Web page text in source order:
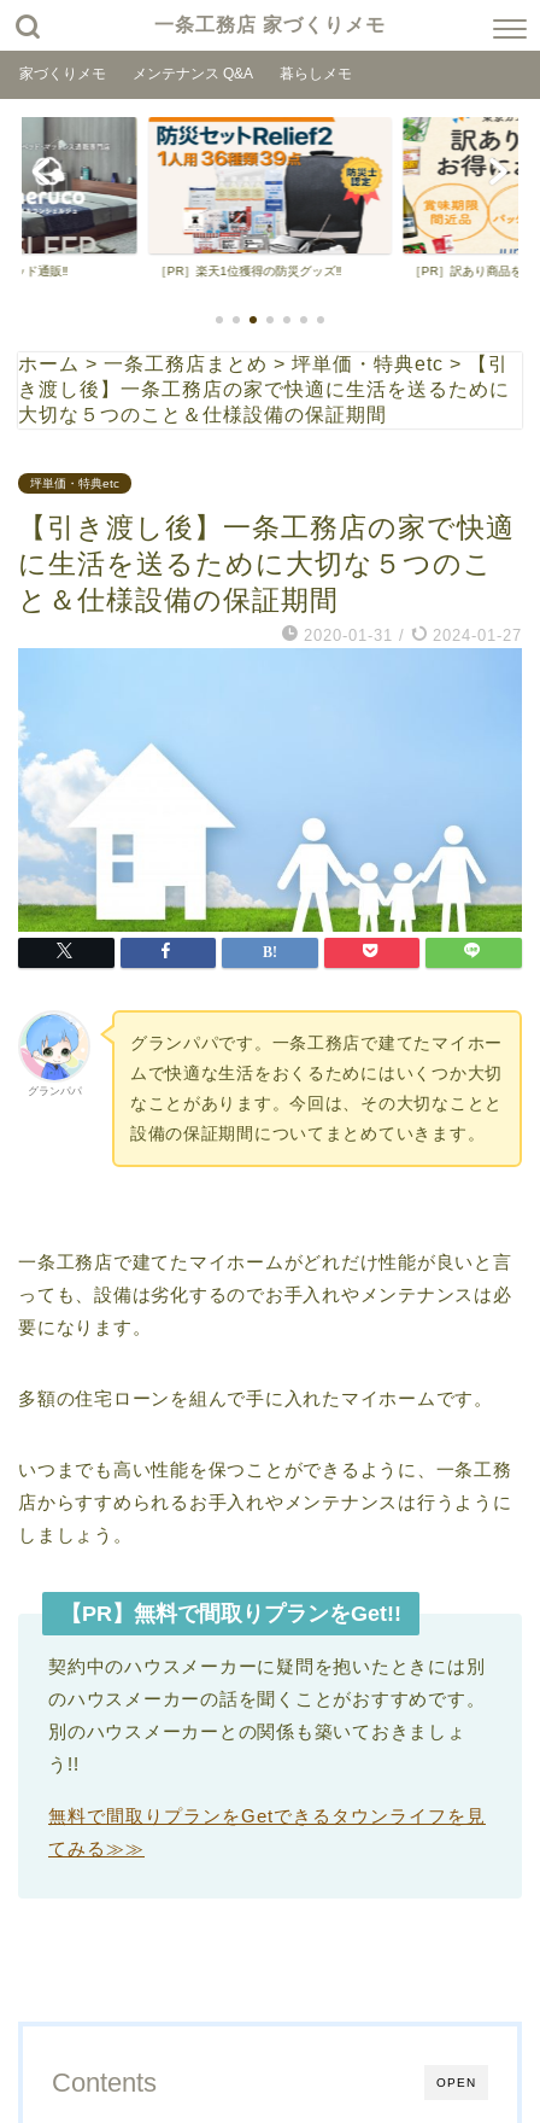
一条工務店 家づくりメモ
家づくりメモ メンテナンス Q&A 暮らしメモ
ッド通販‼ ［PR］楽天1位獲得の防災グッズ‼ ［PR］訳あり商品を格
ホーム > 一条工務店まとめ > 坪単価・特典etc >
【引
き渡し後】一条工務店の家で快適に生活を送るために
大切な５つのこと＆仕様設備の保証期間
坪単価・特典etc
【引き渡し後】一条工務店の家で快適
に生活を送るために大切な５つのこ
と＆仕様設備の保証期間
2020-01-31 / 2024-01-27
グランパパ
グランパパです。一条工務店で建てたマイホー
ムで快適な生活をおくるためにはいくつか大切
なことがあります。今回は、その大切なことと
設備の保証期間についてまとめていきます。
一条工務店で建てたマイホームがどれだけ性能が良いと言
っても、設備は劣化するのでお手入れやメンテナンスは必
要になります。
多額の住宅ローンを組んで手に入れたマイホームです。
いつまでも高い性能を保つことができるように、一条工務
店からすすめられるお手入れやメンテナンスは行うように
しましょう。
【PR】無料で間取りプランをGet!!
契約中のハウスメーカーに疑問を抱いたときには別
のハウスメーカーの話を聞くことがおすすめです。
別のハウスメーカーとの関係も築いておきましょ
う!!
無料で間取りプランをGetできるタウンライフを見
てみる≫≫
OPEN
Contents